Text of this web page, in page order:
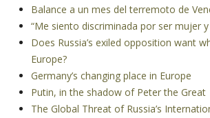
Balance a un mes del terremoto de
“Me siento discriminada por ser mujer
Does Russia’s exiled opposition want
Europe?
Germany’s changing place in Europe
Putin, in the shadow of Peter the Great
The Global Threat of Russia’s